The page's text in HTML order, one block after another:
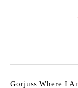
Gorjuss Where I